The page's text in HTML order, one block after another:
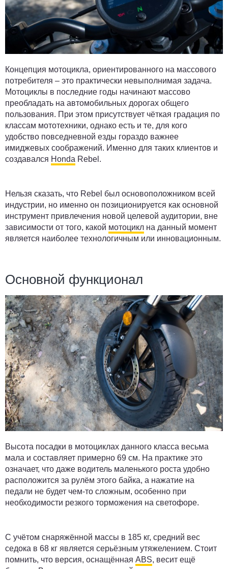
Концепция мотоцикла, ориентированного на массового
потребителя – это практически невыполнимая задача.
Мотоциклы в последние годы начинают массово
преобладать на автомобильных дорогах общего
пользования. При этом присутствует чёткая градация по
классам мототехники, однако есть и те, для кого
удобство повседневной езды гораздо важнее
имиджевых соображений. Именно для таких клиентов и
создавался Honda Rebel.
Нельзя сказать, что Rebel был основоположником всей
индустрии, но именно он позиционируется как основной
инструмент привлечения новой целевой аудитории, вне
зависимости от того, какой мотоцикл на данный момент
является наиболее технологичным или инновационным.
Основной функционал
Высота посадки в мотоциклах данного класса весьма
мала и составляет примерно 69 см. На практике это
означает, что даже водитель маленького роста удобно
расположится за рулём этого байка, а нажатие на
педали не будет чем-то сложным, особенно при
необходимости резкого торможения на светофоре.
С учётом снаряжённой массы в 185 кг, средний вес
седока в 68 кг является серьёзным утяжелением. Стоит
помнить, что версия, оснащённая ABS, весит ещё